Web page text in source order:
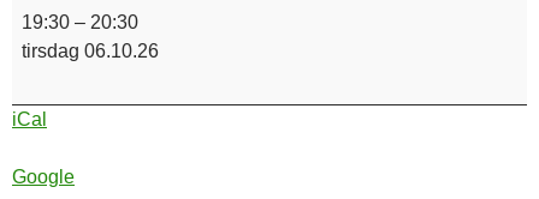
Hilerød
Efterårstrippel
2.
19:30 – 20:30
tirsdag 06.10.26
iCal
Google